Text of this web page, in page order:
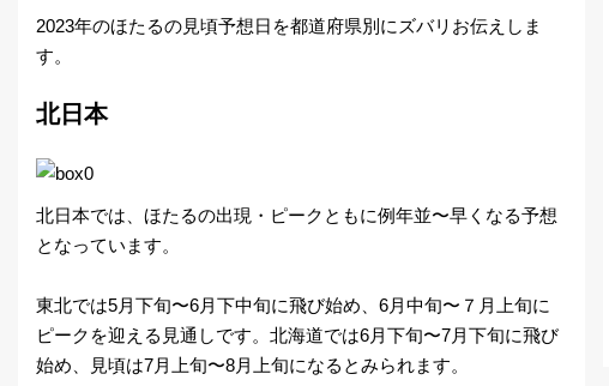
2023年のほたるの見頃予想日を都道府県別にズバリお伝えしま
す。
北日本
北日本では、ほたるの出現・ピークともに例年並〜早くなる予想
となっています。
東北では5月下旬〜6月下中旬に飛び始め、6月中旬〜７月上旬に
ピークを迎える見通しです。北海道では6月下旬〜7月下旬に飛び
始め、見頃は7月上旬〜8月上旬になるとみられます。